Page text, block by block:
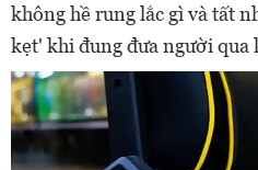
không hề rung lắc gì và tất
kẹt' khi đung đưa người qua